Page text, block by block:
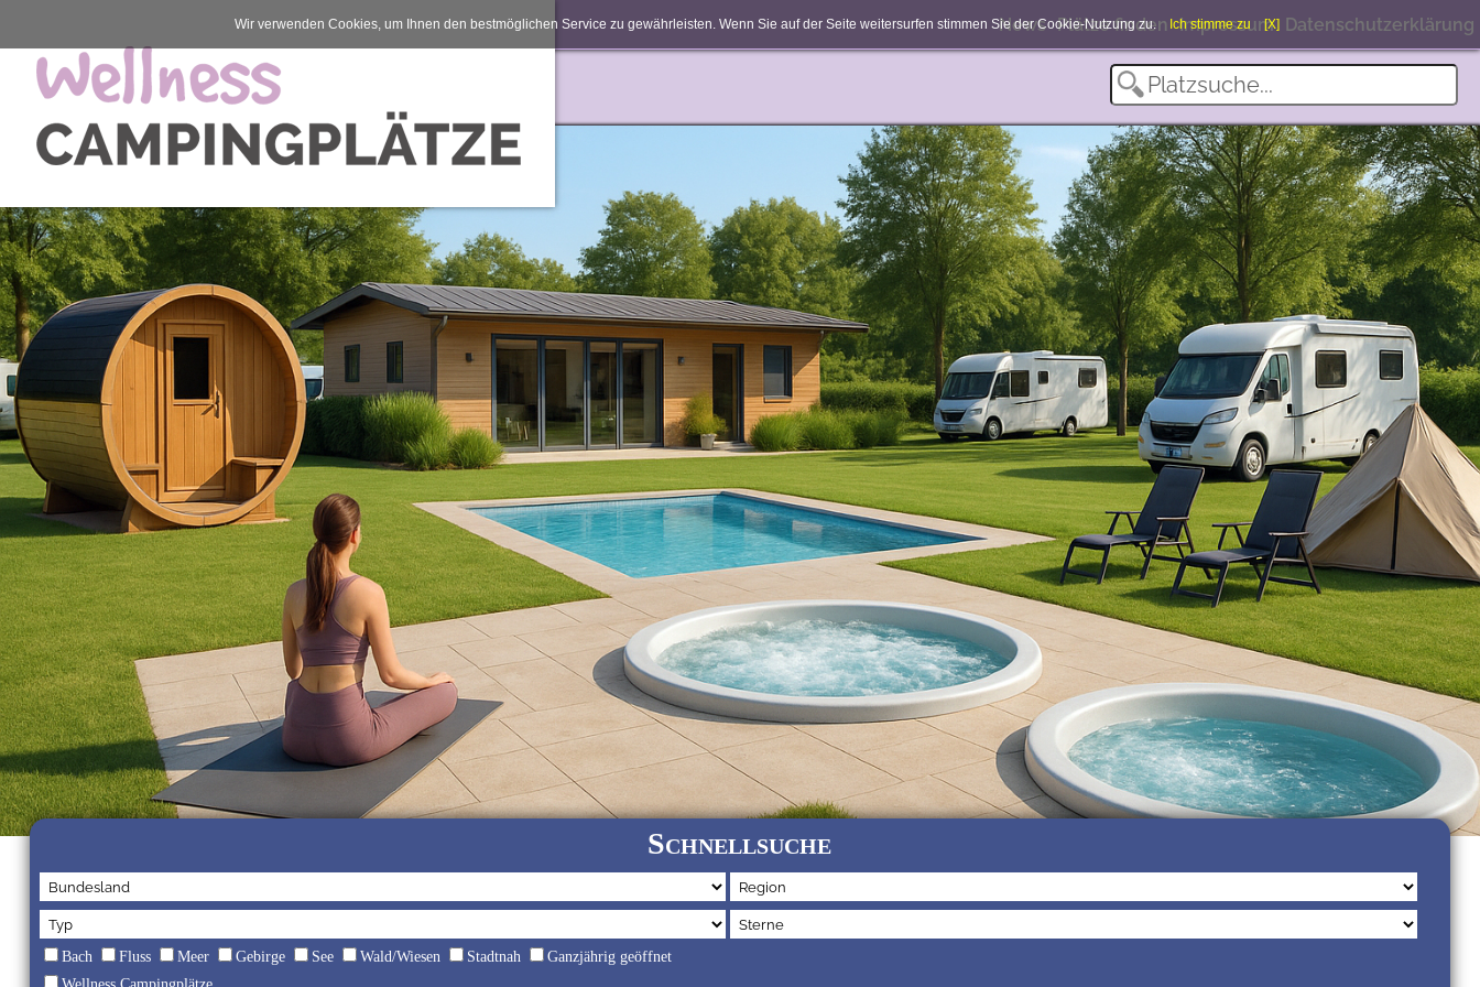
News Plätze finden Impressum Datenschutzerklärung
Schnellsuche
Bach Fluss Meer Gebirge See Wald/Wiesen Stadtnah
Ganzjährig geöffnet
Wir verwenden Cookies, um Ihnen den bestmöglichen Service zu gewährleisten. Wenn Sie auf der Seite weitersurfen stimmen Sie der Cookie-Nutzung zu. Ich stimme zu [X]